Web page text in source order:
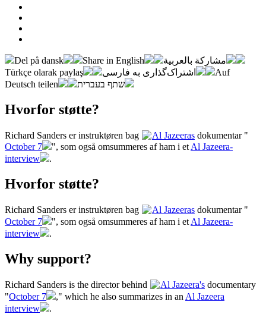
Del på dansk Share in English
مشاركة بالعربية
Türkçe olarak paylaş
اشتراک‌گذاری به فارسی
Auf
Deutsch teilen
שתף בעברית
Hvorfor støtte?
Richard Sanders er instruktøren bag Al Jazeeras dokumentar "
October 7
", som også omsummeres af ham i etAl Jazeera-
interview
.
Hvorfor støtte?
Richard Sanders er instruktøren bag Al Jazeeras dokumentar "
October 7
", som også omsummeres af ham i et Al Jazeera-
interview
.
Why support?
Richard Sanders is the director behind Al Jazeera's documentary
"October 7 ," which he also summarizes in an Al Jazeera
interview
.